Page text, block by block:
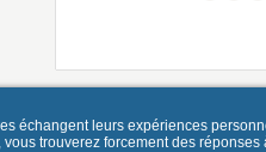
échangent leurs expériences
trouverez forcement des